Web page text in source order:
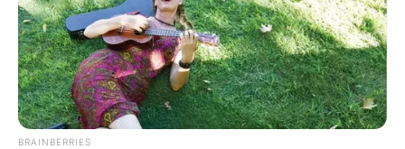
léteznek ilyen alapok, hanem az, hogy az Orbán-
rendszer alatt ezek sokszor átláthatatlan
vagyonlerakóként működtek.
A modell lényege egyszerűnek tűnt: az állam pénzt
BRAINBERRIES